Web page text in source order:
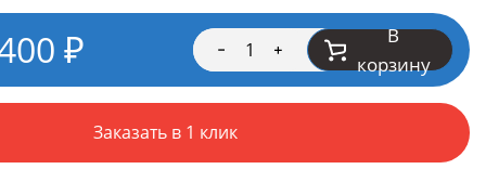
₽
В
корзину
Заказать в 1 клик